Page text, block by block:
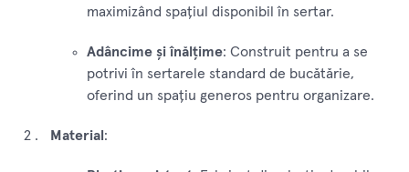
maximizând spațiul disponibil în sertar.
Adâncime și înălțime: Construit pentru a se
potrivi în sertarele standard de bucătărie,
oferind un spațiu generos pentru organizare.
Material :